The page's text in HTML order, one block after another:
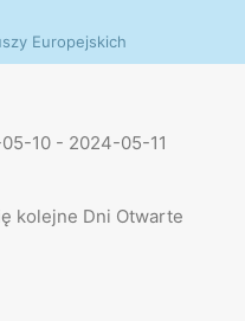
Europejskich
10 - 2024-05-11
kolejne Dni Otwarte